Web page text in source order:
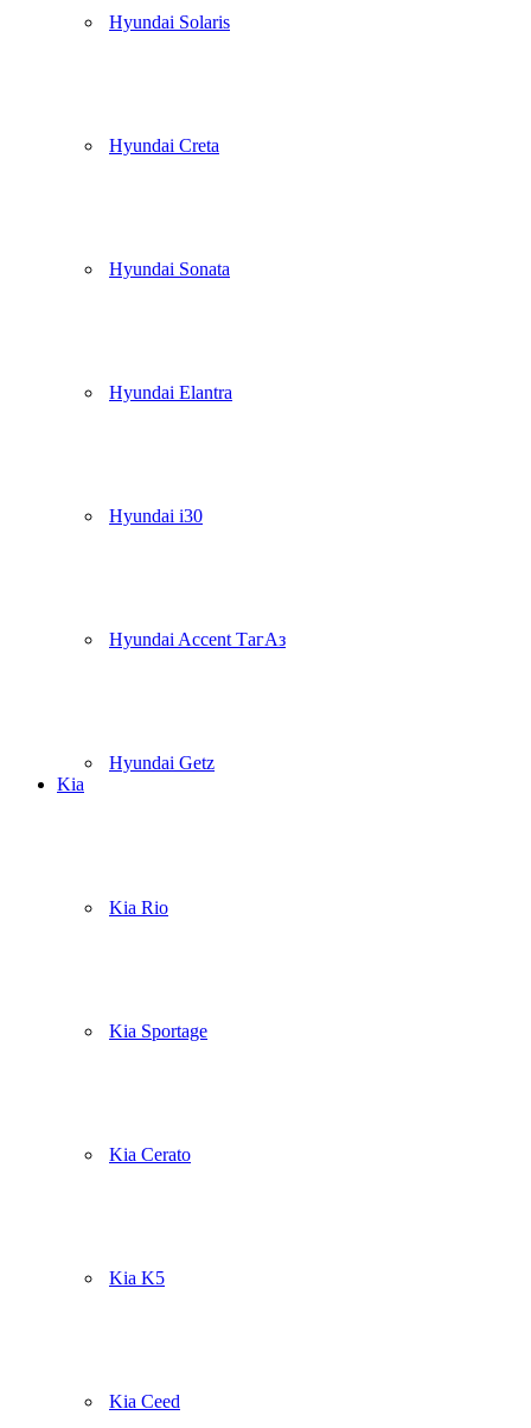
Hyundai Solaris
Hyundai Creta
Hyundai Sonata
Hyundai Elantra
Hyundai i30
Hyundai Accent ТагАз
Hyundai Getz
Kia
Kia Rio
Kia Sportage
Kia Cerato
Kia K5
Kia Ceed